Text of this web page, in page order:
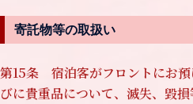
寄託物等の取扱い
第15条 宿泊客がフロントにお
びに貴重品について、滅失、毀